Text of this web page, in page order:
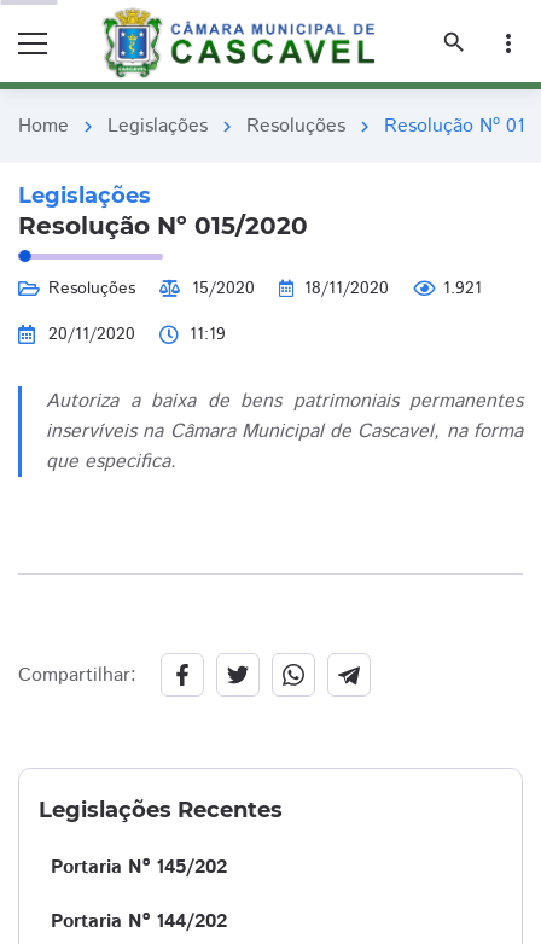
search
more_vert
Home chevron_right Legislações chevron_right Resoluções chevron_right Resolução Nº
Legislações
Resolução Nº 015/2020
Resoluções 15/2020 18/11/2020
1.921
20/11/2020
11:19
Autoriza a baixa de bens patrimoniais permanentes
inservíveis na Câmara Municipal de Cascavel, na forma
que especifica.
Compartilhar:
Legislações Recentes
Portaria Nº 145/202
Portaria Nº 144/202